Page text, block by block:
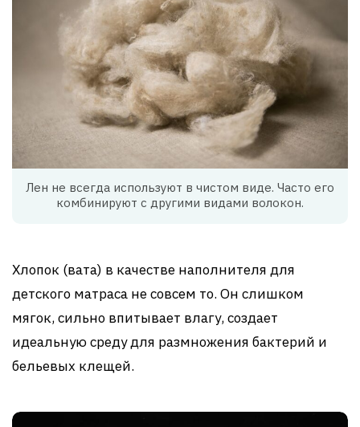
Лен не всегда используют в чистом виде. Часто его
комбинируют с другими видами волокон.
Хлопок (вата) в качестве наполнителя для
детского матраса не совсем то. Он слишком
мягок, сильно впитывает влагу, создает
идеальную среду для размножения бактерий и
бельевых клещей.